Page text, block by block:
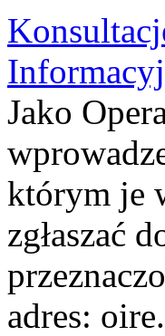
Jako
którym je
zgłaszać
adres: